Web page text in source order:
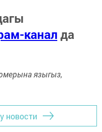
каналда
языгыз,
новости